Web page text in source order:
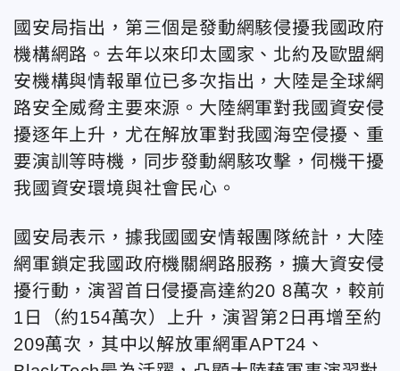
國安局指出，第三個是發動網駭侵擾我國政府
機構網路。去年以來印太國家、北約及歐盟網
安機構與情報單位已多次指出，大陸是全球網
路安全威脅主要來源。大陸網軍對我國資安侵
擾逐年上升，尤在解放軍對我國海空侵擾、重
要演訓等時機，同步發動網駭攻擊，伺機干擾
我國資安環境與社會民心。
國安局表示，據我國國安情報團隊統計，大陸
網軍鎖定我國政府機關網路服務，擴大資安侵
擾行動，演習首日侵擾高達約20 8萬次，較前
1日（約154萬次）上升，演習第2日再增至約
209萬次，其中以解放軍網軍APT24、